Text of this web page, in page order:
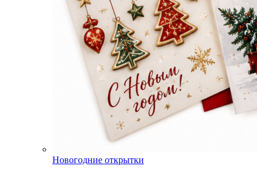
Новогодние открытки